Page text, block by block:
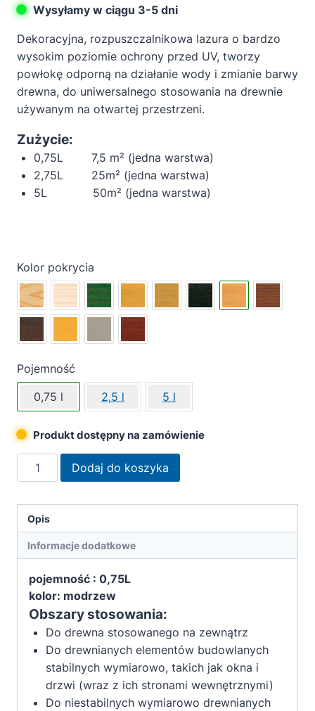
Wysyłamy w ciągu 3-5 dni
Dekoracyjna, rozpuszczalnikowa lazura o bardzo
wysokim poziomie ochrony przed UV, tworzy
powłokę odporną na działanie wody i zmianie barwy
drewna, do uniwersalnego stosowania na drewnie
używanym na otwartej przestrzeni.
Zużycie:
0,75L 7,5 m² (jedna warstwa)
2,75L 25m² (jedna warstwa)
5L 50m² (jedna warstwa)
Kolor pokrycia
Pojemność
0,75 l
2,5 l 5 l
Produkt dostępny na zamówienie
ilość
Remmers
dekoracyjna
UV
0,75L
Dodaj do koszyka
Opis
Informacje dodatkowe
pojemność : 0,75L
kolor: modrzew
Obszary stosowania:
Do drewna stosowanego na zewnątrz
Do drewnianych elementów budowlanych
stabilnych wymiarowo, takich jak okna i
drzwi (wraz z ich stronami wewnętrznymi)
Do niestabilnych wymiarowo drewnianych